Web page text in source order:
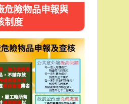
危險物品申報與
制度